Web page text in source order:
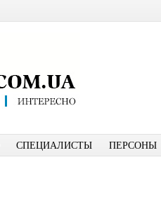
СПЕЦИАЛИСТЫ ПЕРСОНЫ